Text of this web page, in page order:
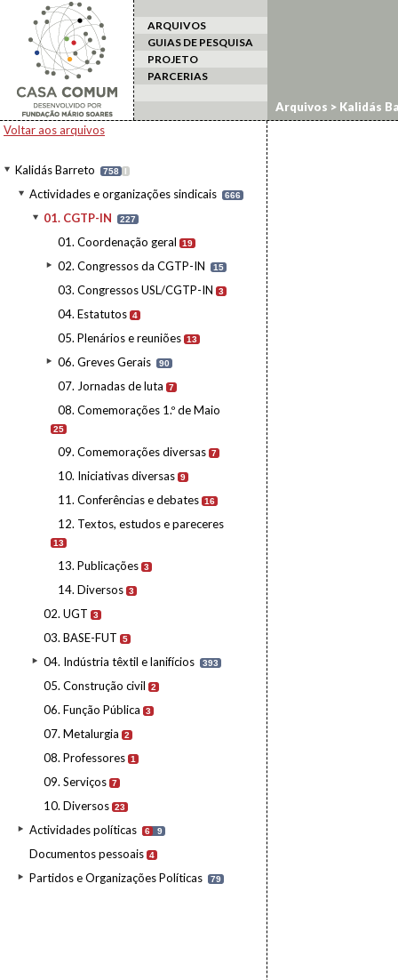
ARQUIVOS
GUIAS DE PESQUISA
PROJETO
PARCERIAS
Voltar aos arquivos
Kalidás Barreto 758 I
Actividades e organizações sindicais 666
01. CGTP-IN 227
01. Coordenação geral 19
02. Congressos da CGTP-IN 15
03. Congressos USL/CGTP-IN 3
04. Estatutos 4
05. Plenários e reuniões 13
06. Greves Gerais 90
07. Jornadas de luta 7
08. Comemorações 1.º de Maio
25
09. Comemorações diversas 7
10. Iniciativas diversas 9
11. Conferências e debates 16
12. Textos, estudos e pareceres
13
13. Publicações 3
14. Diversos 3
02. UGT 3
03. BASE-FUT 5
04. Indústria têxtil e lanifícios 393
05. Construção civil 2
06. Função Pública 3
07. Metalurgia 2
08. Professores 1
09. Serviços 7
10. Diversos 23
Actividades políticas 6 9
Documentos pessoais 4
Partidos e Organizações Políticas 79
Arquivos > Kalidás